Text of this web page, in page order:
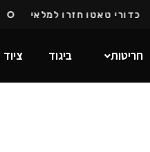
כדורי טאטו חזרו למלאי
חריטות ביגוד ציוד